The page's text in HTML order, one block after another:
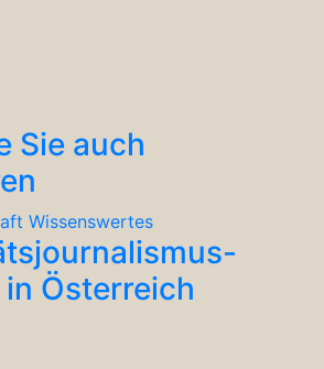
Sie auch
Wissenswertes
Österreich